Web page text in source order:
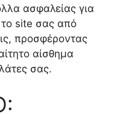
ασφαλείας για
site σας από
προσφέροντας
αίσθημα
σας.